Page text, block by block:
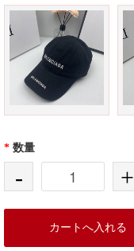
* 数量
- +
カートへ入れる